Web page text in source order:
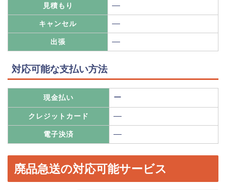
見積もり ―
キャンセル ―
出張 ―
対応可能な支払い方法
現金払い ー
クレジットカード ―
電子決済 ―
廃品急送の対応可能サービス